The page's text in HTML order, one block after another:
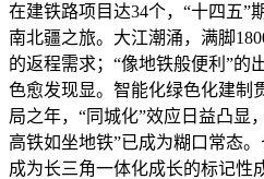
在建铁路项目达34个，“十四五”
南北疆之旅。大江潮涌，满脚
的返程需求；“像地铁般便利”的
色愈发现显。智能化绿色化建制
局之年，“同城化”效应日益凸显
高铁如坐地铁”已成为糊口常态
成为长三角一体化成长的标记性